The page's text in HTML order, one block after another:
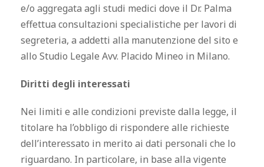
e/o aggregata agli studi medici dove il Dr. Palma
effettua consultazioni specialistiche per lavori di
segreteria, a addetti alla manutenzione del sito e
allo Studio Legale Avv. Placido Mineo in Milano.
Diritti degli interessati
Nei limiti e alle condizioni previste dalla legge, il
titolare ha l’obbligo di rispondere alle richieste
dell’interessato in merito ai dati personali che lo
riguardano. In particolare, in base alla vigente